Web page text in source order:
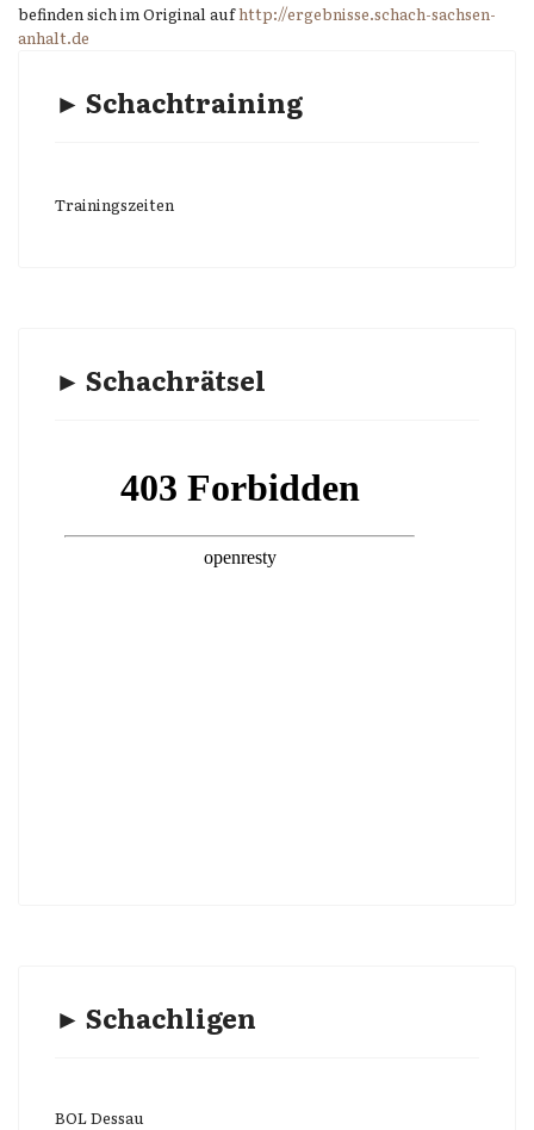
befinden sich im Original aufhttp://ergebnisse.schach-sachsen-
anhalt.de
► Schachtraining
Trainingszeiten
► Schachrätsel
► Schachligen
BOL Dessau